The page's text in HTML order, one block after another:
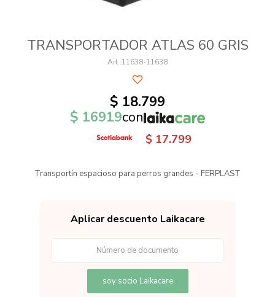
TRANSPORTADOR ATLAS 60 GRIS
11638-11638
$ 18.799
$ 16919con
$ 17.799
Transportín espacioso para perros grandes - FERPLAST
Aplicar descuento Laikacare
soy socio Laikacare